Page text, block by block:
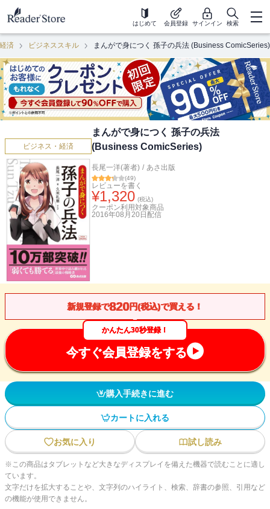
はじめて 会員登録 サインイン 検索
済 ビジネススキル まんがで身につく 孫子の兵法 (Business ComicSeries)
ビジネス・経済
まんがで身につく 孫子の兵法
(Business ComicSeries)
長尾一洋(著者) / あさ出版
(49)
レビューを書く
¥1,320 (税込)
クーポン利用対象商品
2016年08月20日 配信
新規登録で820円(税込)で買える！
かんたん30秒登録！
今すぐ会員登録をする
購入手続きに進む
カートに入れる
お気に入り 試し読み
※この商品はタブレットなど大きなディスプレイを備えた機器で読むことに適し
ています。
文字だけを拡大することや、文字列のハイライト、検索、辞書の参照、引用など
の機能が使用できません。